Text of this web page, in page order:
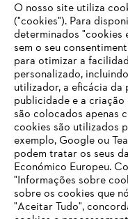
Empresa
FAQs Loja Online
O SEU
ESTE
O nosso site utiliza
("cookies"). Para
determinados "cookies
sem o seu
para otimizar a
personalizado,
utilizador, a eficácia da
publicidade e a
são colocados apenas
cookies são utilizados
exemplo, Google ou
podem tratar os seus
Económico Europeu.
"Informações sobre
sobre os cookies que
"Aceitar Tudo",